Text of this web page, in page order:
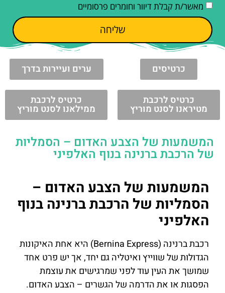
מאשר/ת קבלת דיוור וחומרים פרסומיים
שליחה
כרטיסים ערים ועיירות בדרך
כרטיס לרכבת
מטיראנו לסנט מוריץ
כרטיס לרכבת
ממילאנו לסנט מוריץ
המשמעות של הצבע האדום – הסמליות
של הרכבת ברנינה בנוף האלפיני
המשמעות של הצבע האדום –
הסמליות של הרכבת ברנינה בנוף
האלפיני
רכבת ברנינה (Bernina Express) היא אחת האיקונות
הגדולות של שווייץ ואיטליה גם יחד, אך יש פרט אחד
שמושך את העין עוד לפני שמרגישים את עוצמת
הפסגות או את הדרמה של הגשרים – הצבע האדום.